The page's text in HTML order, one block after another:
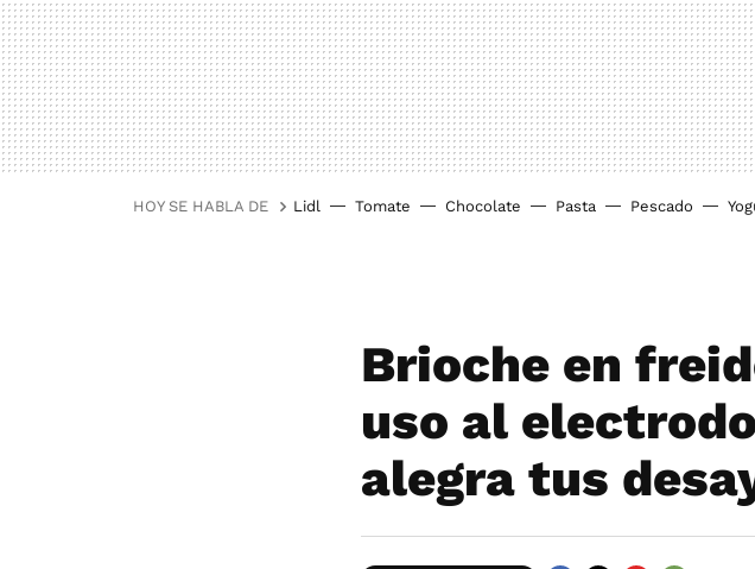
HOY SE HABLA DE Lidl Tomate Chocolate Pasta Pescado
Brioche en
uso al
alegra tus